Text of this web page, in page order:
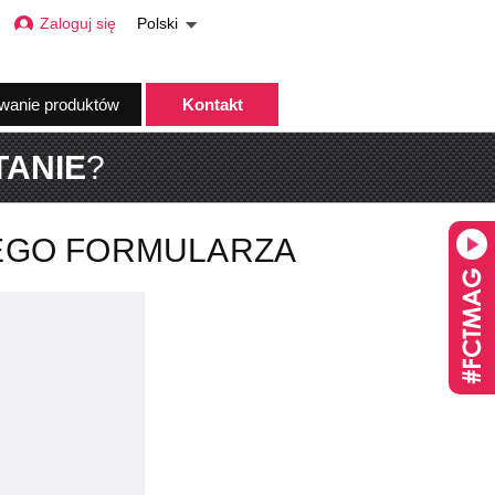
produktów Kontakt
Zaloguj się Polski
?
FORMULARZA